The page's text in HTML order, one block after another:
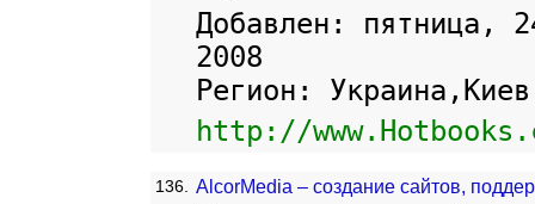
Добавлен: пятница,
2008
Регион: Украина,Киев
http://
136. AlcorMedia – создание сайтов,